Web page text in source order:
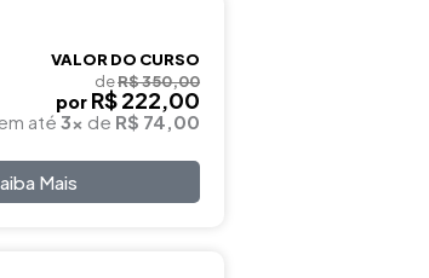
VALOR DO CURSO
deR$ 350,00
por R$ 222,00
até 3x de R$ 74,00
Mais